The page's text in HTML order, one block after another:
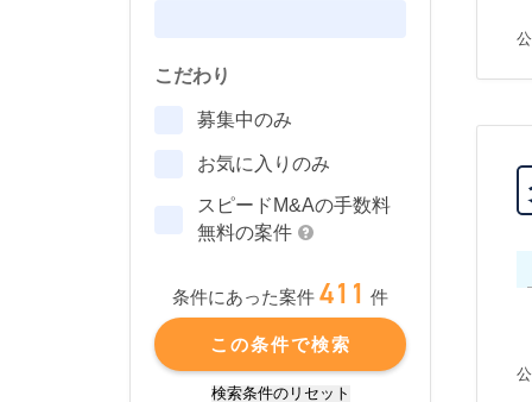
こだわり
募集中のみ
お気に入りのみ
スピードM&Aの手数料
無料の案件
条件にあった案件 411 件
この条件で検索
検索条件のリセット